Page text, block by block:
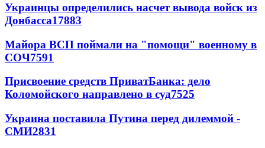
Украинцы определились насчет вывода войск из
Донбасса17883
Майора ВСП поймали на "помощи" военному в
СОЧ7591
Присвоение средств ПриватБанка: дело
Коломойского направлено в суд7525
Украина поставила Путина перед дилеммой -
СМИ2831